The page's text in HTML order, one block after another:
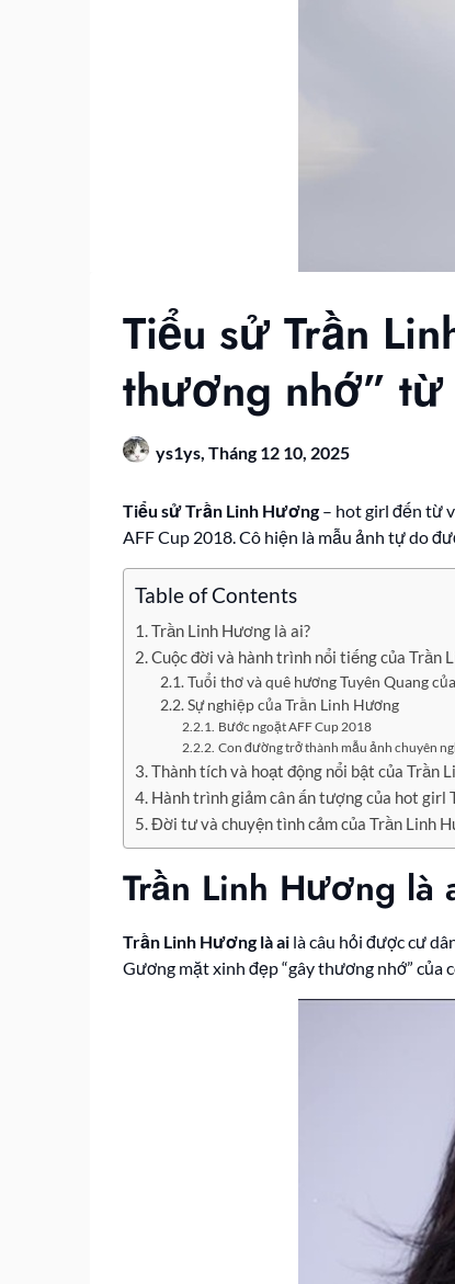
Tiểu sử Trần
thương nhớ” từ
ys1ys, Tháng 12 10, 2025
Tiểu sử Trần Linh Hương – hot girl đến từ
AFF Cup 2018. Cô hiện là mẫu ảnh tự do
Table of Contents
Trần Linh Hương là ai?
Cuộc đời và hành trình nổi tiếng của Trần
Tuổi thơ và quê hương Tuyên Quang
Sự nghiệp của Trần Linh Hương
Bước ngoặt AFF Cup 2018
Con đường trở thành mẫu ảnh chuyên
Thành tích và hoạt động nổi bật của Trần
Hành trình giảm cân ấn tượng của hot girl
Đời tư và chuyện tình cảm của Trần Linh
Trần Linh Hương là
Trần Linh Hương là ai là câu hỏi được cư
Gương mặt xinh đẹp “gây thương nhớ”